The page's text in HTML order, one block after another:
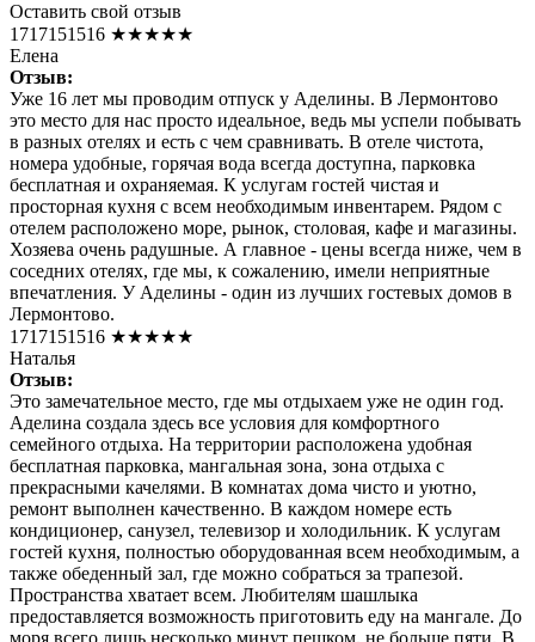
Оставить свой отзыв
1717151516 ★★★★★
Елена
Отзыв:
Уже 16 лет мы проводим отпуск у Аделины. В Лермонтово
это место для нас просто идеальное, ведь мы успели побывать
в разных отелях и есть с чем сравнивать. В отеле чистота,
номера удобные, горячая вода всегда доступна, парковка
бесплатная и охраняемая. К услугам гостей чистая и
просторная кухня с всем необходимым инвентарем. Рядом с
отелем расположено море, рынок, столовая, кафе и магазины.
Хозяева очень радушные. А главное - цены всегда ниже, чем в
соседних отелях, где мы, к сожалению, имели неприятные
впечатления. У Аделины - один из лучших гостевых домов в
Лермонтово.
1717151516 ★★★★★
Наталья
Отзыв:
Это замечательное место, где мы отдыхаем уже не один год.
Аделина создала здесь все условия для комфортного
семейного отдыха. На территории расположена удобная
бесплатная парковка, мангальная зона, зона отдыха с
прекрасными качелями. В комнатах дома чисто и уютно,
ремонт выполнен качественно. В каждом номере есть
кондиционер, санузел, телевизор и холодильник. К услугам
гостей кухня, полностью оборудованная всем необходимым, а
также обеденный зал, где можно собраться за трапезой.
Пространства хватает всем. Любителям шашлыка
предоставляется возможность приготовить еду на мангале. До
моря всего лишь несколько минут пешком, не больше пяти. В